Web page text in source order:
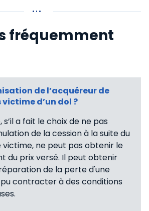
fréquemment
de l’acquéreur de
d’un dol ?
s’il a fait le choix de ne pas
de la cession à la suite du
victime, ne peut pas obtenir le
du prix versé. Il peut obtenir
de la perte d'une
contracter à des conditions